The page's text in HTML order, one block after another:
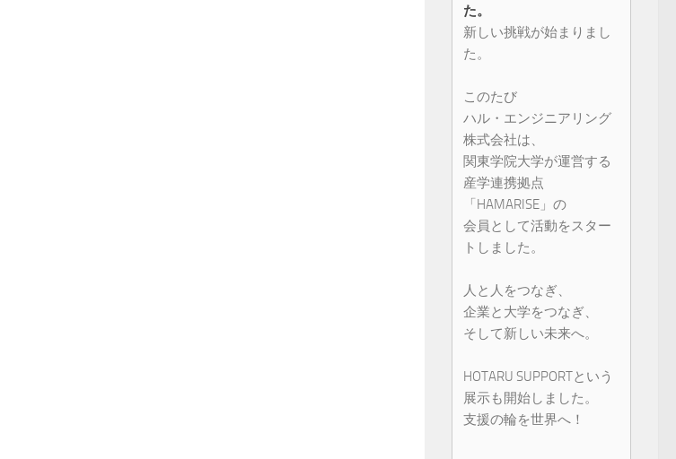
た。
新しい挑戦が始まりまし
た。
このたび
ハル・エンジニアリング
株式会社は、
関東学院大学が運営する
産学連携拠点
「HAMARISE」の
会員として活動をスター
トしました。
人と人をつなぎ、
企業と大学をつなぎ、
そして新しい未来へ。
HOTARU SUPPORTという
展示も開始しました。
支援の輪を世界へ！